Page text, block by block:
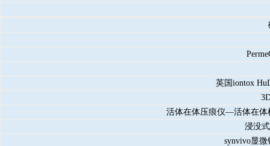
英国iontox
活体在体压痕仪—活体在体
浸没
synvivo显